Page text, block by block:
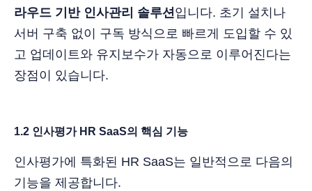
라우드 기반 인사관리 솔루션입니다. 초기 설치나
서버 구축 없이 구독 방식으로 빠르게 도입할 수 있
고 업데이트와 유지보수가 자동으로 이루어진다는
장점이 있습니다.
1.2 인사평가 HR SaaS의 핵심 기능
인사평가에 특화된 HR SaaS는 일반적으로 다음의
기능을 제공합니다.